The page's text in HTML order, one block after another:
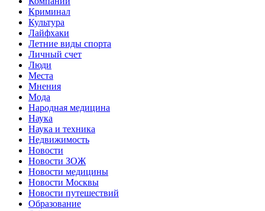
Криминал
Культура
Лайфхаки
Летние виды спорта
Личный счет
Люди
Места
Мнения
Мода
Народная медицина
Наука
Наука и техника
Недвижимость
Новости
Новости ЗОЖ
Новости медицины
Новости Москвы
Новости путешествий
Образование